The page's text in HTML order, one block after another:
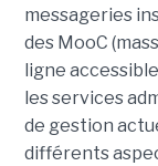
messageries
des MooC
ligne
les services
de gestion
différents